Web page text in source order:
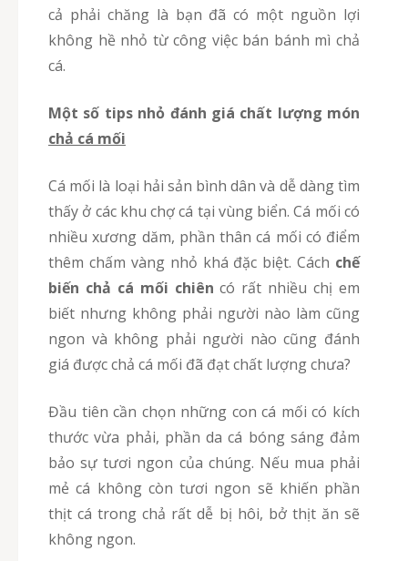
cả phải chăng là bạn đã có một nguồn lợi
không hề nhỏ từ công việc bán bánh mì chả
cá.
Một số tips nhỏ đánh giá chất lượng món
chả cá mối
Cá mối là loại hải sản bình dân và dễ dàng tìm
thấy ở các khu chợ cá tại vùng biển. Cá mối có
nhiều xương dăm, phần thân cá mối có điểm
thêm chấm vàng nhỏ khá đặc biệt. Cách chế
biến chả cá mối chiên có rất nhiều chị em
biết nhưng không phải người nào làm cũng
ngon và không phải người nào cũng đánh
giá được chả cá mối đã đạt chất lượng chưa?
Đầu tiên cần chọn những con cá mối có kích
thước vừa phải, phần da cá bóng sáng đảm
bảo sự tươi ngon của chúng. Nếu mua phải
mẻ cá không còn tươi ngon sẽ khiến phần
thịt cá trong chả rất dễ bị hôi, bở thịt ăn sẽ
không ngon.